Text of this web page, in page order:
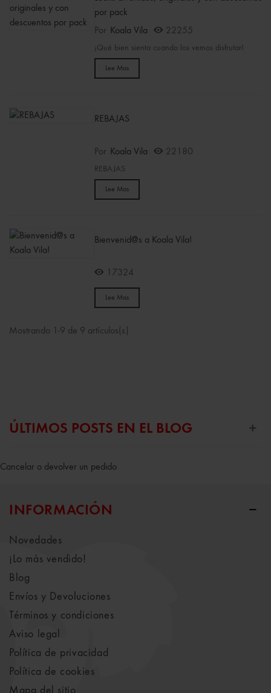
por pack
Por
Koala Vila 22255
¡Qué bien sienta cuando los vemos disfrutar!
Lee Mas
REBAJAS
Por Koala Vila 22180
REBAJAS
Lee Mas
Bienvenid@s a Koala Vila!
17324
Lee Mas
Mostrando 1-9 de 9 artículos(s)
ÚLTIMOS POSTS EN EL BLOG
Cancelar o devolver un pedido
INFORMACIÓN
Novedades
¡Lo más vendido!
Blog
Envíos y Devoluciones
Términos y condiciones
Aviso legal
Política de privacidad
Política de cookies
Mapa del sitio